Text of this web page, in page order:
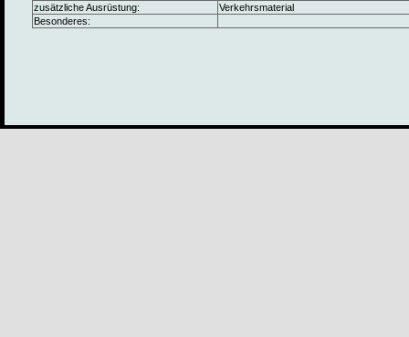
zusätzliche Ausrüstung:
Verkehrsmaterial
Besonderes: